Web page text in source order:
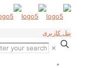
پنل کاربری
✕